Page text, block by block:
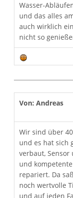
Wasser-
und das alles
auch wirklich
nicht so
Von: Andreas
Wir sind über
und es hat sich
verbaut, Sensor
und
repariert. Da
noch wertvolle
und auf jeden